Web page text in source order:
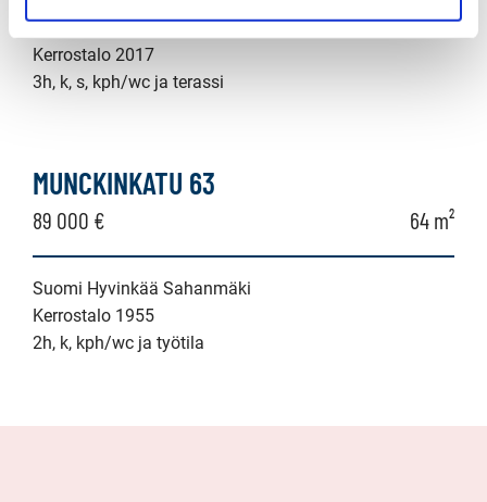
Suomi Hyvinkää Tehdas
Kerrostalo 2017
3h, k, s, kph/wc ja terassi
MUNCKINKATU 63
89 000 € 64 m²
Suomi Hyvinkää Sahanmäki
Kerrostalo 1955
2h, k, kph/wc ja työtila